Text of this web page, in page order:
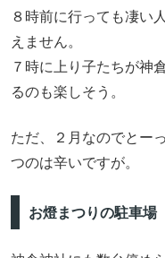
８時前に行っても凄い
えません。
７時に上り子たちが神
るのも楽しそう。
ただ、２月なのでとー
つのは辛いですが。
お燈まつりの駐車場